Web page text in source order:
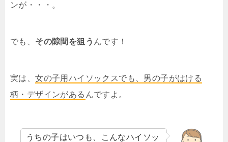
ンが・・・。
でも、 その隙間を狙う んです！
実は、女の子用ハイソックスでも、男の子がはける
柄・デザインがある んですよ。
うちの子はいつも、こんなハイソッ